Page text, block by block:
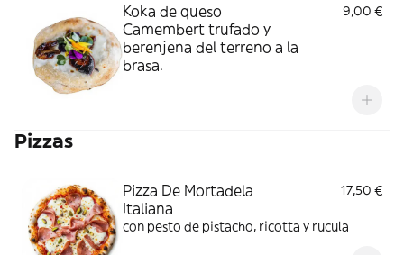
Koka de queso
Camembert trufado y
berenjena del terreno a la
brasa.
9,00 €
Pizzas
Pizza De Mortadela
Italiana
17,50 €
con pesto de pistacho, ricotta y rucula